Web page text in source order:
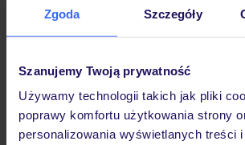
Zgoda Szczegóły
Szanujemy Twoją prywatność
Używamy technologii takich jak pliki
poprawy komfortu użytkowania strony
personalizowania wyświetlanych treści